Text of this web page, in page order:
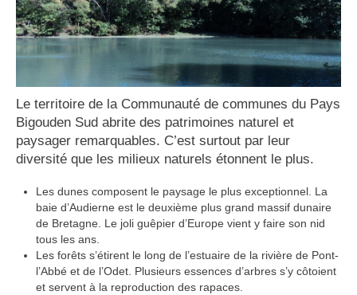
Le territoire de la Communauté de communes du Pays
Bigouden Sud abrite des patrimoines naturel et
paysager remarquables. C’est surtout par leur
diversité que les milieux naturels étonnent le plus.
Les dunes composent le paysage le plus exceptionnel. La
baie d’Audierne est le deuxième plus grand massif dunaire
de Bretagne. Le joli guêpier d’Europe vient y faire son nid
tous les ans.
Les forêts s’étirent le long de l’estuaire de la rivière de Pont-
l’Abbé et de l’Odet. Plusieurs essences d’arbres s’y côtoient
et servent à la reproduction des rapaces.